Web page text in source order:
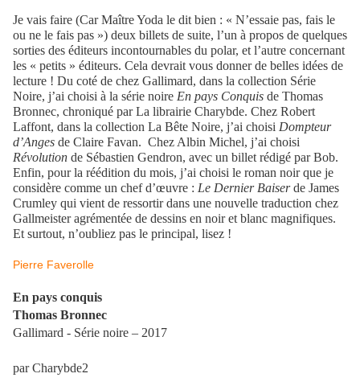
Je vais faire (Car Maître Yoda le dit bien : « N’essaie pas, fais le
ou ne le fais pas ») deux billets de suite, l’un à propos de quelques
sorties des éditeurs incontournables du polar, et l’autre concernant
les « petits » éditeurs. Cela devrait vous donner de belles idées de
lecture ! Du coté de chez Gallimard, dans la collection Série
Noire, j’ai choisi à la série noire En pays Conquis de Thomas
Bronnec, chroniqué par La librairie Charybde. Chez Robert
Laffont, dans la collection La Bête Noire, j’ai choisi Dompteur
d’Anges de Claire Favan. Chez Albin Michel, j’ai choisi
Révolution de Sébastien Gendron, avec un billet rédigé par Bob.
Enfin, pour la réédition du mois, j’ai choisi le roman noir que je
considère comme un chef d’œuvre : Le Dernier Baiserde James
Crumley qui vient de ressortir dans une nouvelle traduction chez
Gallmeister agrémentée de dessins en noir et blanc magnifiques.
Et surtout, n’oubliez pas le principal, lisez !
Pierre Faverolle
En pays conquis
Thomas Bronnec
Gallimard - Série noire – 2017
par Charybde2